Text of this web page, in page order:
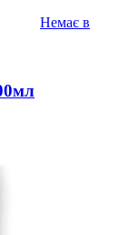
Немає в